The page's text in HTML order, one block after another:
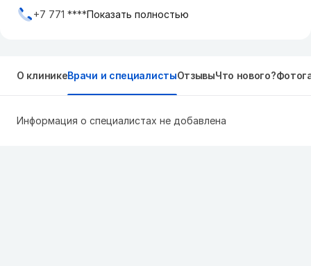
+7 771 ****Показать полностью
О клиникеВрачи и специалистыОтзывыЧто нового?
Информация о специалистах не добавлена